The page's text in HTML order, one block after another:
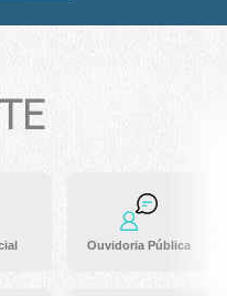
Ouvidoria Pública